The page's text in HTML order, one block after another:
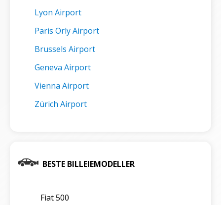
Lyon Airport
Paris Orly Airport
Brussels Airport
Geneva Airport
Vienna Airport
Zürich Airport
BESTE BILLEIEMODELLER
Fiat 500